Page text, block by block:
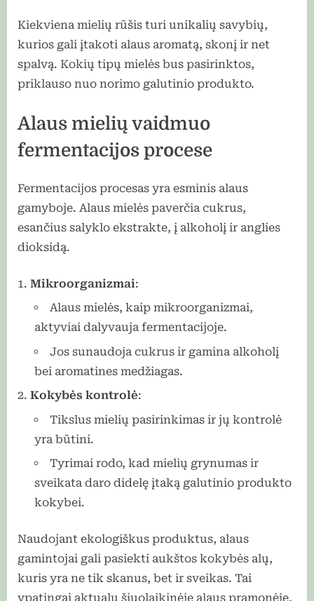
Kiekviena mielių rūšis turi unikalių savybių,
kurios gali įtakoti alaus aromatą, skonį ir net
spalvą. Kokių tipų mielės bus pasirinktos,
priklauso nuo norimo galutinio produkto.
Alaus mielių vaidmuo
fermentacijos procese
Fermentacijos procesas yra esminis alaus
gamyboje. Alaus mielės paverčia cukrus,
esančius salyklo ekstrakte, į alkoholį ir anglies
dioksidą.
Mikroorganizmai:
Alaus mielės, kaip mikroorganizmai,
aktyviai dalyvauja fermentacijoje.
Jos sunaudoja cukrus ir gamina alkoholį
bei aromatines medžiagas.
Kokybės kontrolė:
Tikslus mielių pasirinkimas ir jų kontrolė
yra būtini.
Tyrimai rodo, kad mielių grynumas ir
sveikata daro didelę įtaką galutinio produkto
kokybei.
Naudojant ekologiškus produktus, alaus
gamintojai gali pasiekti aukštos kokybės alų,
kuris yra ne tik skanus, bet ir sveikas. Tai
ypatingai aktualu šiuolaikinėje alaus pramonėje,